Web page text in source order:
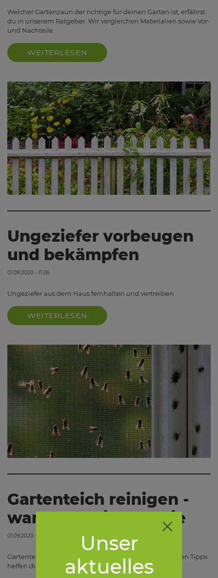
Unser
aktuelles
Welcher Gartenzaun der richtige für deinen Garten ist, erfährst
du in unserem Ratgeber. Wir vergleichen Materialien sowie Vor-
und Nachteile.
WEITERLESEN
Ungeziefer vorbeugen
und bekämpfen
01.09.2020 - 11:26
Ungeziefer aus dem Haus fernhalten und vertreiben
WEITERLESEN
Gartenteich reinigen -
wann, womit und wie
01.09.2020 - 00:00
Gartenteich reinigen leicht gemacht: Unsere praktischen Tipps
helfen dir bei der regelmäßigen Pflege deines Teichs.